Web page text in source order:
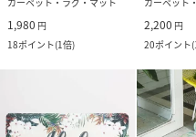
1,980 円
18ポイント(1倍)
2,200 円
20ポイント(